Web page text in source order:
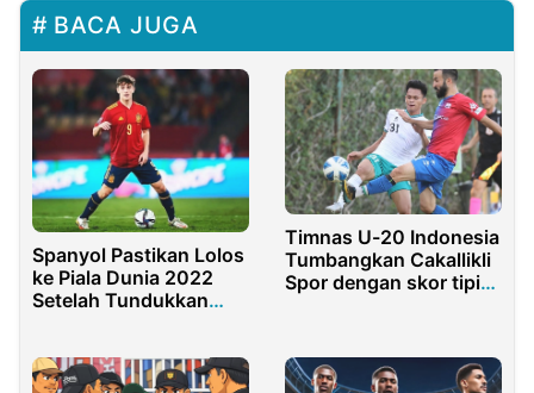
BACA JUGA
Spanyol Pastikan Lolos
ke Piala Dunia 2022
Setelah Tundukkan
Timnas U-20 Indonesia
Tumbangkan Cakallikli
Spor dengan skor tipis